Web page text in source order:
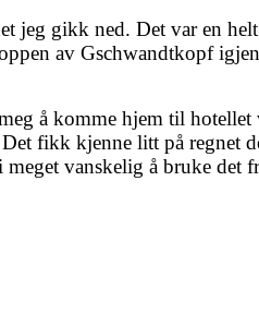
jeg gikk ned. Det var en
av Gschwandtkopf
å komme hjem til hotellet
fikk kjenne litt på regnet
vanskelig å bruke det